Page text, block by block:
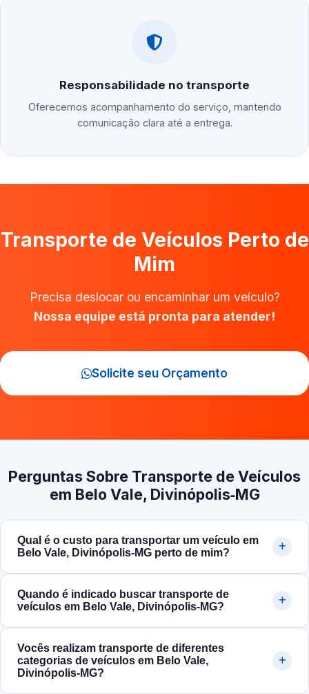
Responsabilidade no transporte
Oferecemos acompanhamento do serviço, mantendo
comunicação clara até a entrega.
Transporte de Veículos Perto de
Mim
Precisa deslocar ou encaminhar um veículo?
Nossa equipe está pronta para atender!
Solicite seu Orçamento
Perguntas Sobre Transporte de Veículos
em Belo Vale, Divinópolis‑MG
Qual é o custo para transportar um veículo em
Belo Vale, Divinópolis‑MG perto de mim?
Quando é indicado buscar transporte de
veículos em Belo Vale, Divinópolis‑MG?
Vocês realizam transporte de diferentes
categorias de veículos em Belo Vale,
Divinópolis‑MG?